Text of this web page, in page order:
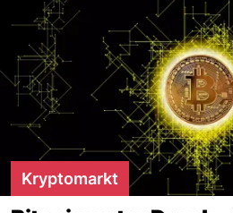
Kryptomarkt